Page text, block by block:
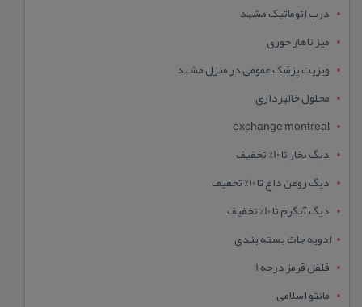
درب اتوماتیک مشهد
میز ناهار خوری
ویزیت پزشک عمومی در منزل مشهد
محلول خالبرداری
exchange montreal
دیگ بخار تا 10% تخفیف
دیگ روغن داغ تا 10% تخفیف
دیگ آبگرم تا 10% تخفیف
ادویه جات بسته بندی
فلفل قرمز درجه 1
مانتو اسلامی